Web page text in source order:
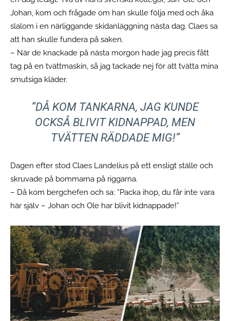
Johan, kom och frågade om han skulle följa med och åka
slalom i en närliggande skidanläggning nästa dag. Claes sa
att han skulle fundera på saken.
– När de knackade på nästa morgon hade jag precis fått
tag på en tvättmaskin, så jag tackade nej för att tvätta mina
smutsiga kläder.
”DÅ KOM TANKARNA, JAG KUNDE
OCKSÅ BLIVIT KIDNAPPAD, MEN
TVÄTTEN RÄDDADE MIG!”
Dagen efter stod Claes Landelius på ett ensligt ställe och
skruvade på bommarna på riggarna.
– Då kom bergchefen och sa: ”Packa ihop, du får inte vara
här själv – Johan och Ole har blivit kidnappade!”